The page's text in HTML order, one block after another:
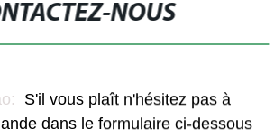
NOUS
S'il vous plaît n'hésitez pas à
dans le formulaire ci-dessous